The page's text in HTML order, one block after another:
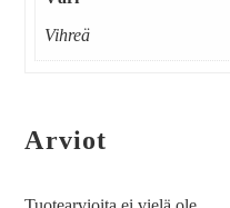
Vihreä
Arviot